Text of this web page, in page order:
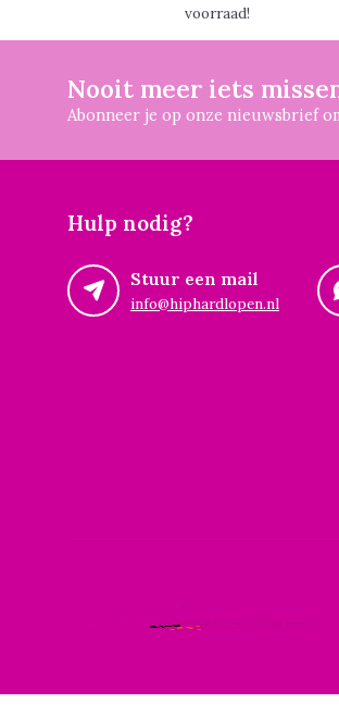
voorraad!
Nooit meer iets
Abonneer je op onze nieuwsbrief
Hulp nodig?
Stuur een mail
info@hiphardlopen.nl